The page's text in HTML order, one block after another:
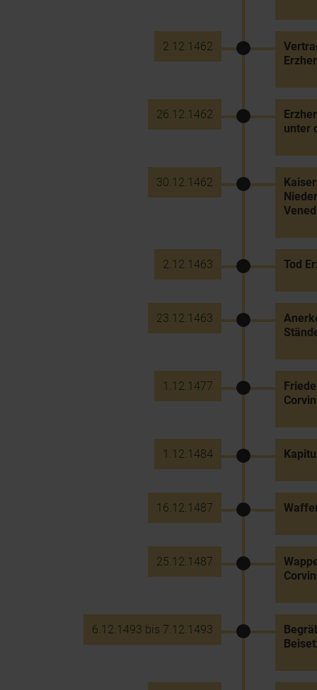
2.12.1462
26.12.1462
unter
30.12.1462
2.12.1463 Tod
23.12.1463
1.12.1477
1.12.1484
16.12.1487
25.12.1487
6.12.1493 bis 7.12.1493